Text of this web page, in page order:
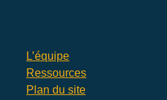
L’équipe
Ressources
Plan du site